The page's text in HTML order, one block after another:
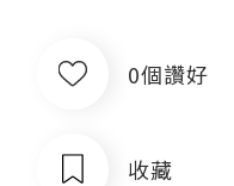
0個讚好
收藏